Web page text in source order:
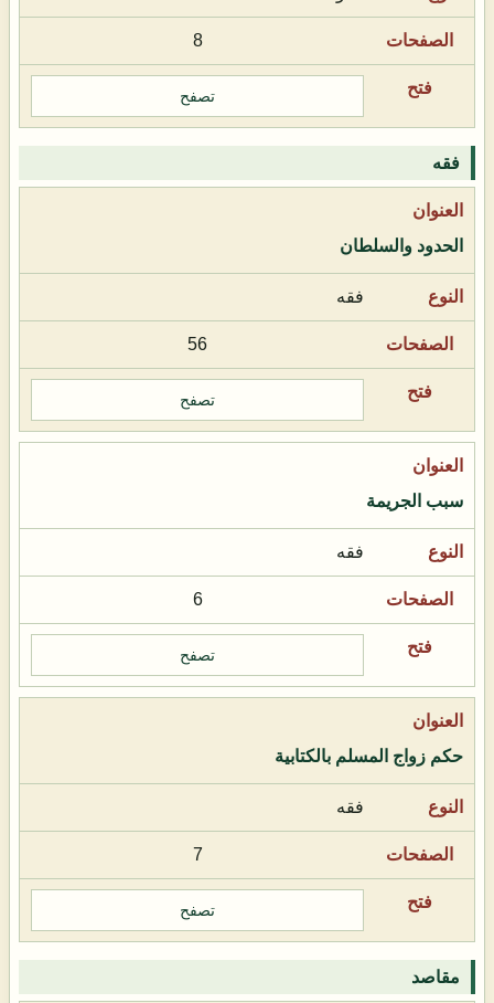
8
تصفح
فقه
الحدود والسلطان
فقه
56
تصفح
سبب الجريمة
فقه
6
تصفح
حكم زواج المسلم بالكتابية
فقه
7
تصفح
مقاصد